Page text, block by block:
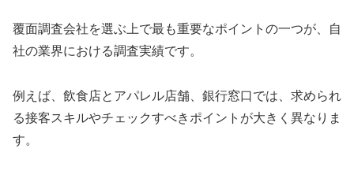
覆面調査会社を選ぶ上で最も重要なポイントの一つが、自
社の業界における調査実績です。
例えば、飲食店とアパレル店舗、銀行窓口では、求められ
る接客スキルやチェックすべきポイントが大きく異なりま
す。